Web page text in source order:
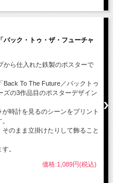
ック・トゥ・ザ・フューチャ
から仕入れた鉄製のポスターで
Back To The Future／バックトゥ
ズの3作品目のポスターデザイン
時計を見るのシーンをプリント
のまま立掛けたりして飾ること
。
価格:1,089円(税込)